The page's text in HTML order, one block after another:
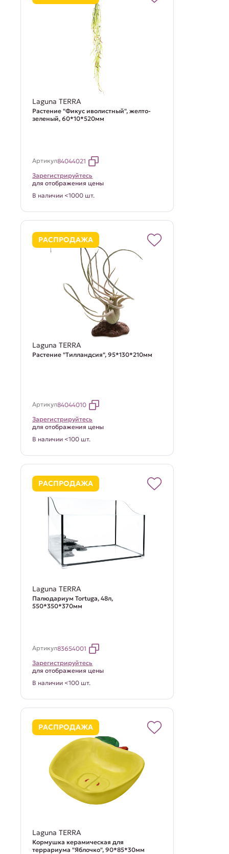
Laguna TERRA
Растение "Фикус иволистный", желто-
зеленый, 60*10*520мм
Артикул84044021
Зарегистрируйтесь
для отображения цены
В наличии <1000 шт.
РАСПРОДАЖА
Laguna TERRA
Растение "Тилландсия", 95*130*210мм
Артикул84044010
Зарегистрируйтесь
для отображения цены
В наличии <100 шт.
РАСПРОДАЖА
Laguna TERRA
Палюдариум Tortuga, 48л,
550*350*370мм
Артикул83654001
Зарегистрируйтесь
для отображения цены
В наличии <100 шт.
РАСПРОДАЖА
Laguna TERRA
Кормушка керамическая для
террариума "Яблочко", 90*85*30мм